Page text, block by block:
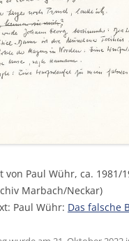
von Paul Wühr, ca. 1981/
Marbach/Neckar)
Paul Wühr: Das falsche